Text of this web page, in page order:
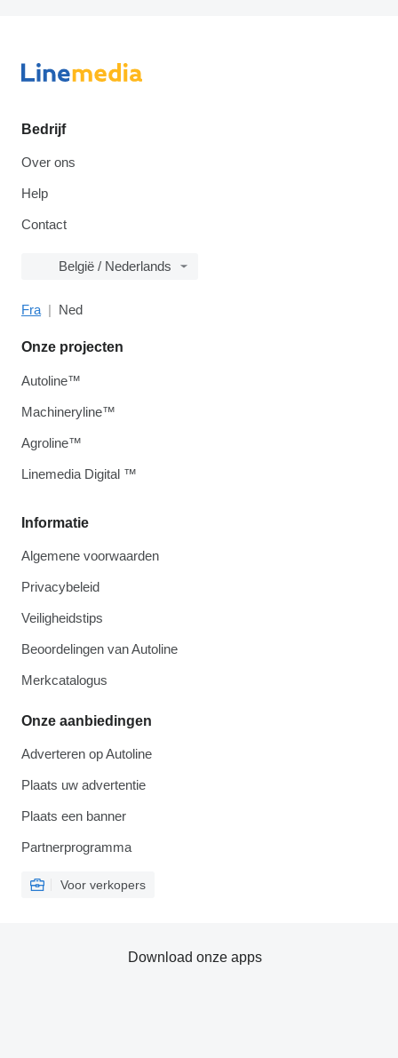
Bedrijf
Over ons
Help
Contact
België / Nederlands
Fra Ned
Informatie
Algemene voorwaarden
Privacybeleid
Veiligheidstips
Beoordelingen van Autoline
Merkcatalogus
Onze aanbiedingen
Adverteren op Autoline
Plaats uw advertentie
Plaats een banner
Partnerprogramma
Voor verkopers
Onze projecten
Autoline™
Machineryline™
Agroline™
Linemedia Digital ™
Download onze apps